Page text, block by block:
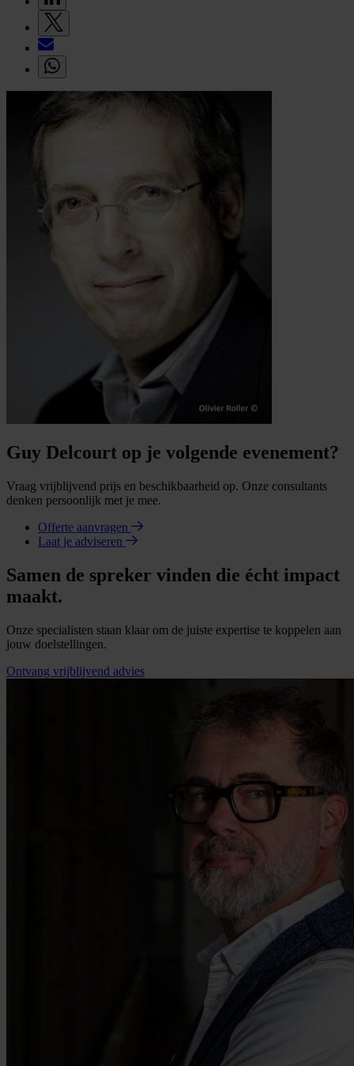
Guy Delcourt op je volgende evenement?
Vraag vrijblijvend prijs en beschikbaarheid op. Onze consultants
denken persoonlijk met je mee.
Offerte aanvragen
Laat je adviseren
Samen de spreker vinden die écht impact
maakt.
Onze specialisten staan klaar om de juiste expertise te koppelen aan
jouw doelstellingen.
Ontvang vrijblijvend advies